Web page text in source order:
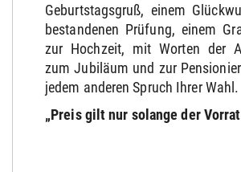
Geburtstagsgruß, einem
bestandenen Prüfung, einem
zur Hochzeit, mit Worten der
zum Jubiläum und zur
jedem anderen Spruch Ihrer Wahl.
„Preis gilt nur solange der